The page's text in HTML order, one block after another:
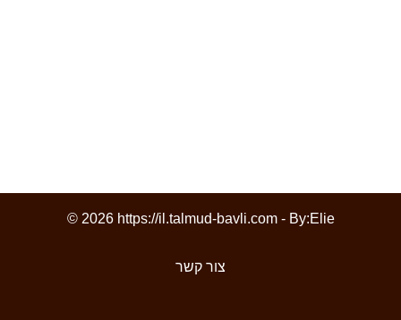
© 2026 https://il.talmud-bavli.com - By:Elie
צור קשר